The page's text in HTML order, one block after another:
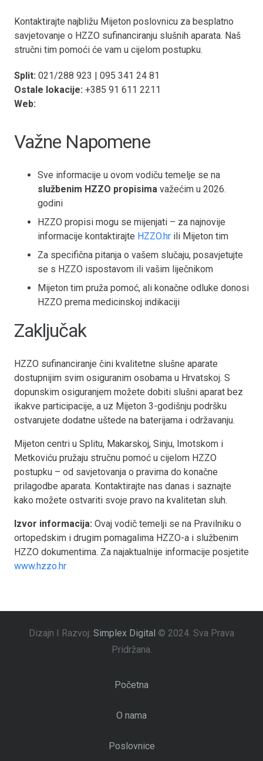
Kontaktirajte najbližu Mijeton poslovnicu za besplatno
savjetovanje o HZZO sufinanciranju slušnih aparata. Naš
stručni tim pomoći će vam u cijelom postupku.
Split: 021/288 923 | 095 341 24 81
Ostale lokacije: +385 91 611 2211
Web:
Važne Napomene
Sve informacije u ovom vodiču temelje se na
službenim HZZO propisima važećim u 2026.
godini
HZZO propisi mogu se mijenjati – za najnovije
informacije kontaktirajte HZZO.hr ili Mijeton tim
Za specifična pitanja o vašem slučaju, posavjetujte
se s HZZO ispostavom ili vašim liječnikom
Mijeton tim pruža pomoć, ali konačne odluke donosi
HZZO prema medicinskoj indikaciji
Zaključak
HZZO sufinanciranje čini kvalitetne slušne aparate
dostupnijim svim osiguranim osobama u Hrvatskoj. S
dopunskim osiguranjem možete dobiti slušni aparat bez
ikakve participacije, a uz Mijeton 3-godišnju podršku
ostvarujete dodatne uštede na baterijama i održavanju.
Mijeton centri u Splitu, Makarskoj, Sinju, Imotskom i
Metkoviću pružaju stručnu pomoć u cijelom HZZO
postupku – od savjetovanja o pravima do konačne
prilagodbe aparata. Kontaktirajte nas danas i saznajte
kako možete ostvariti svoje pravo na kvalitetan sluh.
Izvor informacija: Ovaj vodič temelji se na Pravilniku o
ortopedskim i drugim pomagalima HZZO-a i službenim
HZZO dokumentima. Za najaktualnije informacije posjetite
www.hzzo.hr
Dizajn I Razvoj: Simplex Digital © 2024. Sva Prava
Pridržana.
Početna
O nama
Poslovnice